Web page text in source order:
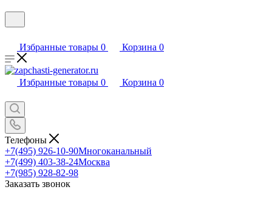
Избранные товары 0 Корзина 0
Избранные товары 0 Корзина 0
Телефоны
+7(495) 926-10-90Многоканальный
+7(499) 403-38-24Москва
+7(985) 928-82-98
Заказать звонок